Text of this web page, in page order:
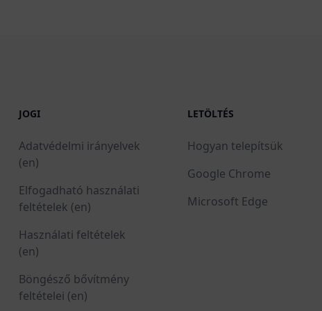
JOGI
Adatvédelmi irányelvek
(en)
Elfogadható használati
feltételek (en)
Használati feltételek
(en)
Böngésző bővítmény
feltételei (en)
LETÖLTÉS
Hogyan telepítsük
Google Chrome
Microsoft Edge